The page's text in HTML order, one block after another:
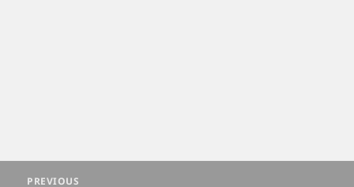
PREVIOUS